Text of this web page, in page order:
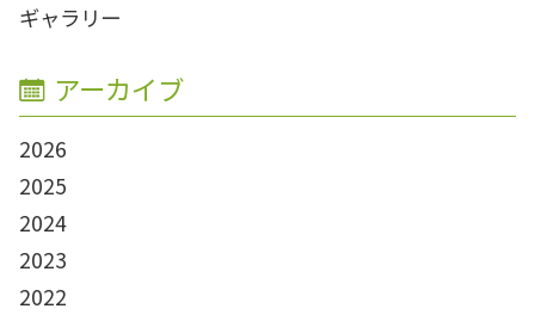
ギャラリー
アーカイブ
2026
2025
2024
2023
2022